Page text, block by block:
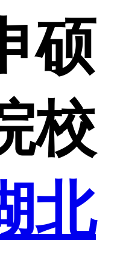
硕
校
北